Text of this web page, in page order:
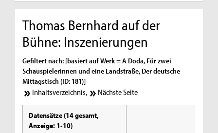
Thomas Bernhard auf der
Bühne: Inszenierungen
Gefiltert nach: [basiert auf Werk = A Doda, Für zwei
Schauspielerinnen und eine Landstraße, Der deutsche
Mittagstisch (ID: 181)]
Inhaltsverzeichnis, Nächste Seite
Datensätze (14 gesamt,
Anzeige: 1-10)